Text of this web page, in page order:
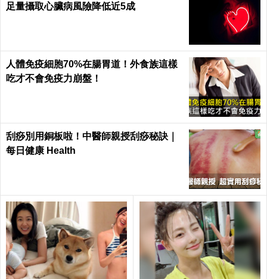
足量攝取心臟病風險降低近5成
人體免疫細胞70%在腸胃道！外食族這樣
吃才不會免疫力崩盤！
刮痧別用銅板啦！中醫師親授刮痧秘訣｜
每日健康 Health